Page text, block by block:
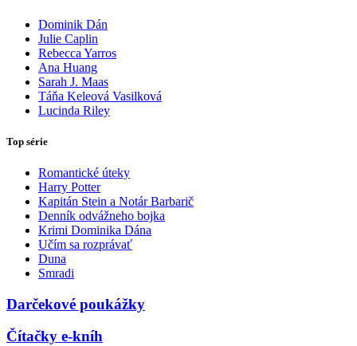
Dominik Dán
Julie Caplin
Rebecca Yarros
Ana Huang
Sarah J. Maas
Táňa Keleová Vasilková
Lucinda Riley
Top série
Romantické úteky
Harry Potter
Kapitán Stein a Notár Barbarič
Denník odvážneho bojka
Krimi Dominika Dána
Učím sa rozprávať
Duna
Smradi
Darčekové poukážky
Čítačky e-kníh